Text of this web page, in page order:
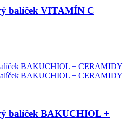
balíček VITAMÍN C
balíček BAKUCHIOL +